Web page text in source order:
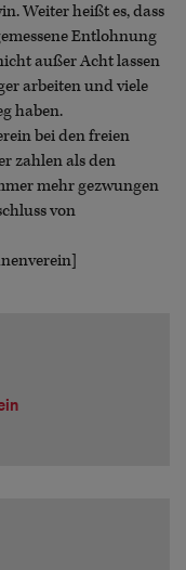
Weiter heißt es, dass
Entlohnung
außer Acht lassen
arbeiten und viele
haben.
bei den freien
zahlen als den
mehr gezwungen
von